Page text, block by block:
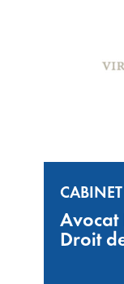
Droit